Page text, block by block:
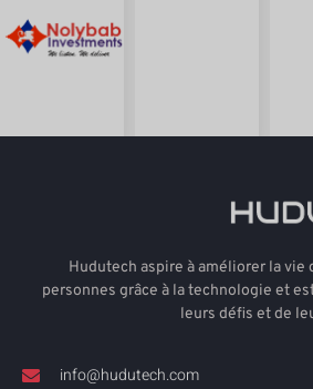
Hudutech aspire à améliorer la vie
personnes grâce à la technologie et
leurs défis et de
info@hudutech.com